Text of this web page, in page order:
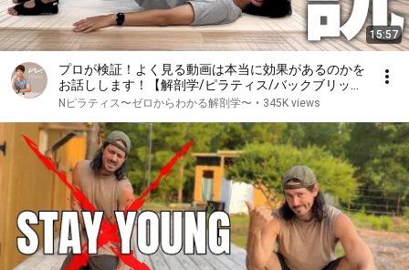
15:57
プロが検証！よく見る動画は本当に効果があるのかを
お話しします！【解剖学/ピラティス/バックブリッ
ジ】
Nピラティス〜ゼロからわかる解剖学〜 • 345K views